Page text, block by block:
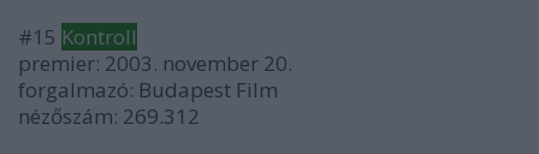
#15 Kontroll
premier: 2003. november 20.
forgalmazó: Budapest Film
nézőszám: 269.312